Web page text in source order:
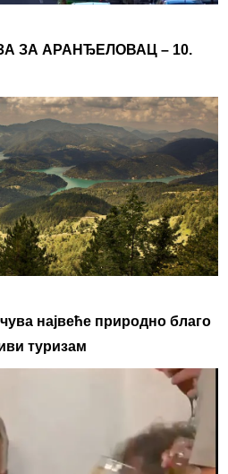
ЗА АРАНЂЕЛОВАЦ – 10.
највеће природно благо
туризам